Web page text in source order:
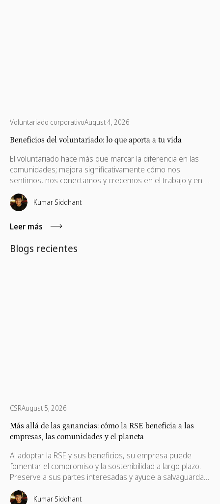
Voluntariado corporativoAugust 4, 2026
Beneficios del voluntariado: lo que aporta a tu vida
El voluntariado hace más que marcar la diferencia en las
comunidades; mejora significativamente cómo nos
sentimos, nos conectamos y crecemos en el trabajo y en la
vida. Desde la salud mental hasta el desarrollo profesional,
los beneficios se extienden mucho más allá de lo que la
mayoría de la gente espera.
Kumar Siddhant
Leer más
Blogs recientes
CSRAugust 5, 2026
Más allá de las ganancias: cómo la RSE beneficia a las
empresas, las comunidades y el planeta
Al adoptar la RSE y sus beneficios, su empresa puede
fomentar el compromiso y la sostenibilidad a largo plazo.
Preserve a sus partes interesadas y ayude a salvaguardar
sus intereses, que también son necesarios para su
progreso.Kumar Siddhant